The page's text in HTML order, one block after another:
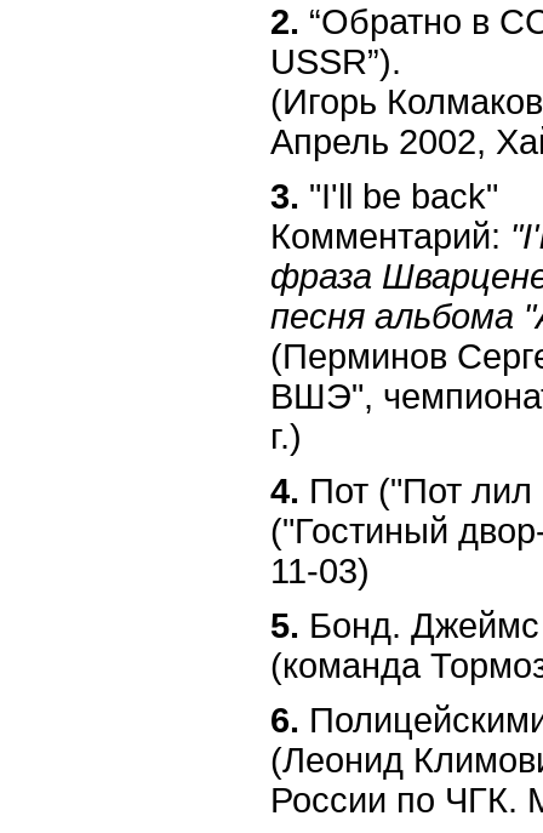
2. “Обратно в
USSR”).
(Игорь
Апрель 2002,
3. "I'll be back"
Комментарий:
фраза
песня альбома
(Перминов
ВШЭ",
г.)
4. Пот ("Пот лил
("Гостиный
11-03)
5. Бонд.
(команда
6.
(Леонид
России по ЧГК.